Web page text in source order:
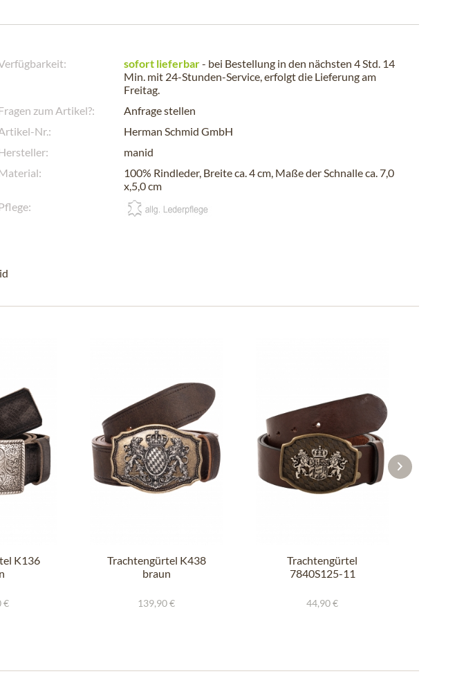
sofort lieferbar- bei Bestellung in den nächsten 4 Std. 14
Min. mit 24-Stunden-Service, erfolgt die Lieferung am
Freitag.
zum Artikel?:
Anfrage stellen
Nr.:
Herman Schmid GmbH
manid
100% Rindleder, Breite ca. 4 cm, Maße der Schnalle ca. 7,0
x,5,0 cm
K136
€
Trachtengürtel K438
braun
139,90 €
Trachtengürtel
7840S125-11
44,90 €